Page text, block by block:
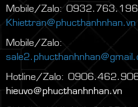
Mobile/Zalo: 0932.763.196
Khiettran@phucthanhnhan.vn
Mobile/Zalo:
0986.272.500
Hotline/Zalo: 0906.462.906
hieuvo@phucthanhnhan.vn